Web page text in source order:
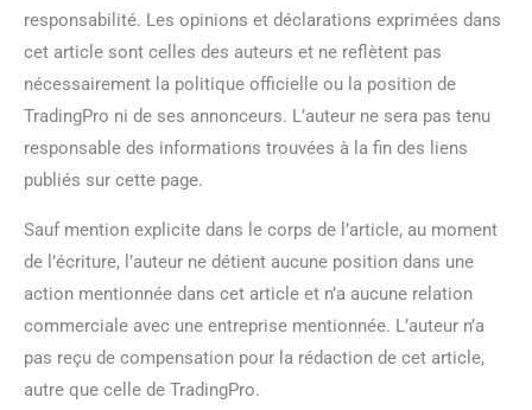
responsabilité. Les opinions et déclarations exprimées dans
cet article sont celles des auteurs et ne reflètent pas
nécessairement la politique officielle ou la position de
TradingPro ni de ses annonceurs. L’auteur ne sera pas tenu
responsable des informations trouvées à la fin des liens
publiés sur cette page.
Sauf mention explicite dans le corps de l’article, au moment
de l’écriture, l’auteur ne détient aucune position dans une
action mentionnée dans cet article et n’a aucune relation
commerciale avec une entreprise mentionnée. L’auteur n’a
pas reçu de compensation pour la rédaction de cet article,
autre que celle de TradingPro.